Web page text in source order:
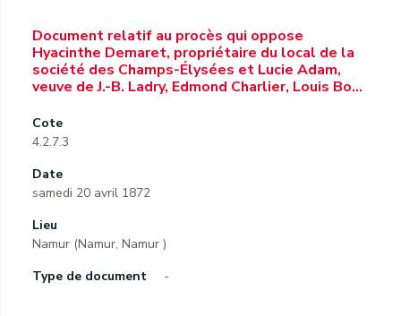
Document relatif au procès qui oppose
Hyacinthe Demaret, propriétaire du local de la
société des Champs-Élysées et Lucie Adam,
veuve de J.-B. Ladry, Edmond Charlier, Louis Bo…
Cote
4.2.7.3
Date
samedi 20 avril 1872
Lieu
Namur (Namur, Namur )
Type de document
-